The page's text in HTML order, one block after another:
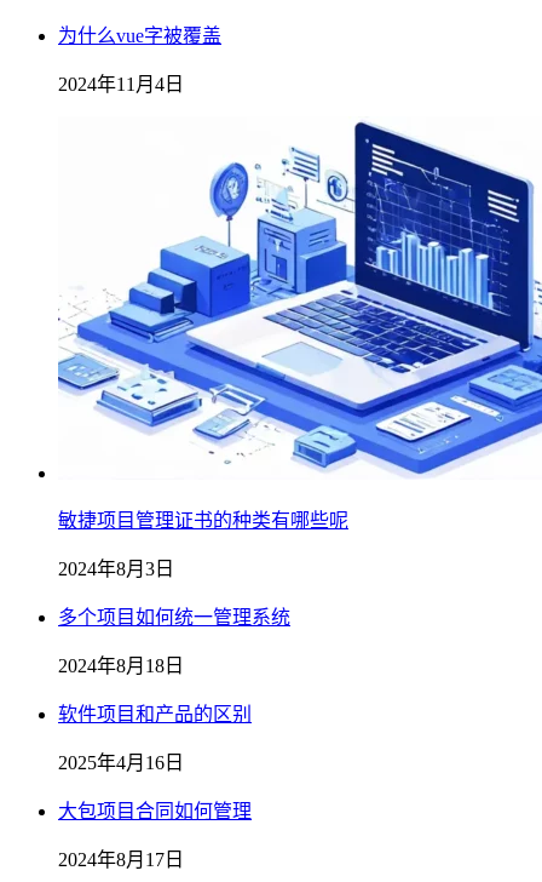
为什么vue字被覆盖
2024年11月4日
敏捷项目管理证书的种类有哪些呢
2024年8月3日
多个项目如何统一管理系统
2024年8月18日
软件项目和产品的区别
2025年4月16日
大包项目合同如何管理
2024年8月17日